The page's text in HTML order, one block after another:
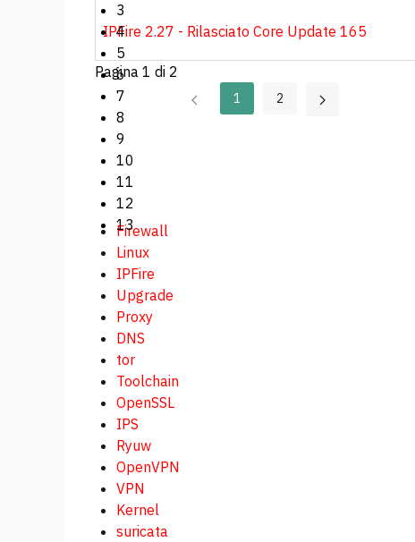
3
4
5
6
7
8
9
10
11
12
13
IPFire 2.27 - Rilasciato Core Update 165
Pagina 1 di 2
1 2
Firewall
Linux
IPFire
Upgrade
Proxy
DNS
tor
Toolchain
OpenSSL
IPS
Ryuw
OpenVPN
VPN
Kernel
suricata